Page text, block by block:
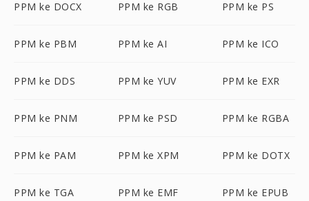
PPM ke DOCX PPM ke RGB PPM ke PS
PPM ke PBM PPM ke AI PPM ke ICO
PPM ke DDS PPM ke YUV PPM ke EXR
PPM ke PNM PPM ke PSD PPM ke RGBA
PPM ke PAM PPM ke XPM PPM ke DOTX
PPM ke TGA PPM ke EMF PPM ke EPUB